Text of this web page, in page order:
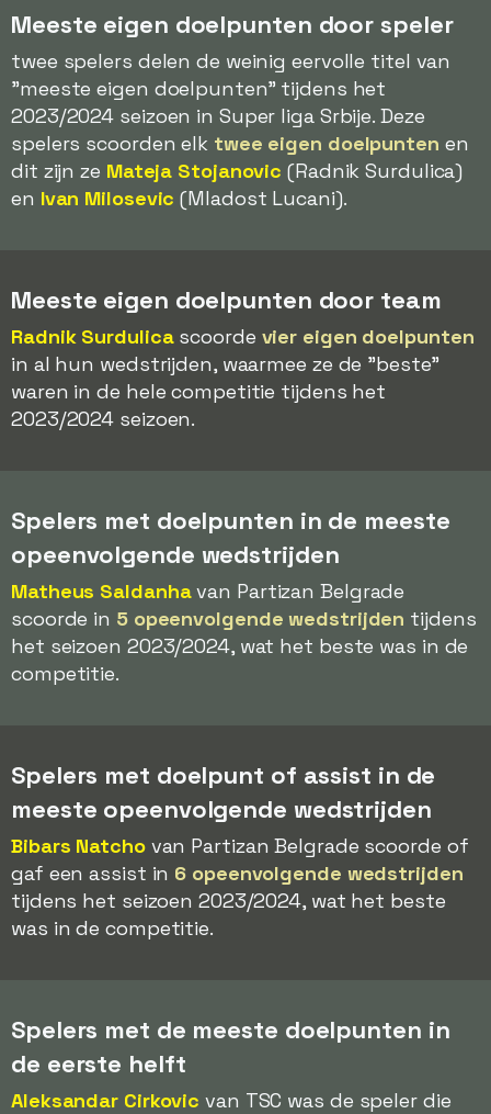
Meeste eigen doelpunten door speler
twee spelers delen de weinig eervolle titel van
"meeste eigen doelpunten" tijdens het
2023/2024 seizoen in Super liga Srbije. Deze
spelers scoorden elk twee eigen doelpunten en
dit zijn ze Mateja Stojanovic (Radnik Surdulica)
en Ivan Milosevic (Mladost Lucani).
Meeste eigen doelpunten door team
Radnik Surdulicascoorde vier eigen doelpunten
in al hun wedstrijden, waarmee ze de "beste"
waren in de hele competitie tijdens het
2023/2024 seizoen.
Spelers met doelpunten in de meeste
opeenvolgende wedstrijden
Matheus Saldanhavan Partizan Belgrade
scoorde in 5 opeenvolgende wedstrijden tijdens
het seizoen 2023/2024, wat het beste was in de
competitie.
Spelers met doelpunt of assist in de
meeste opeenvolgende wedstrijden
Bibars Natchovan Partizan Belgrade scoorde of
gaf een assist in 6 opeenvolgende wedstrijden
tijdens het seizoen 2023/2024, wat het beste
was in de competitie.
Spelers met de meeste doelpunten in
de eerste helft
Aleksandar Cirkovic van TSC was de speler die